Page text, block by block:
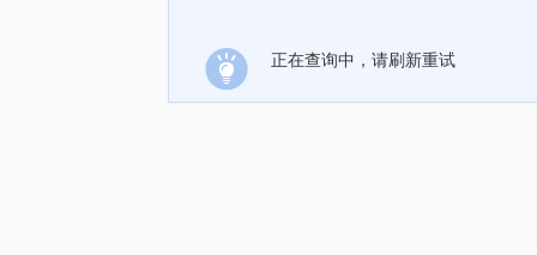
正在查询中，请刷新重试